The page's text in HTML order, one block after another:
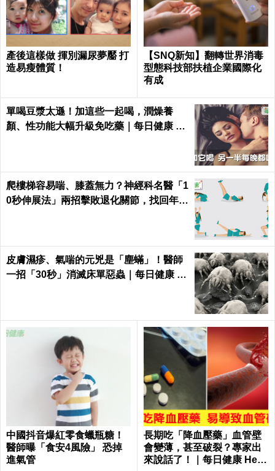
產後這樣做 揮別漏尿夢靨 打
造易瘦體質！
【SNQ新知】翻轉世界消毒
型態科技部扶植企業國際化
有成
單喝豆漿太遜！加這些一起喝，潤燥養
顏、性功能大幅升級免吃藥｜每日健康 He
爬樓梯容易喘、膝蓋無力？神經科名醫「1
0秒伸展法」兩招擊敗退化關節，找回年輕
皮膚濕疹、氣喘的元兇是「塵蟎」！醫師
一招「30秒」消滅床單惡蟲｜每日健康 H
中國抖音爆紅零食蠟瓶糖！
醫師曝「食安4風險」 恐掉
進氣管
長期吃「降血壓藥」血管壁
會變薄，甚至破裂？專家出
來說話了！｜每日健康 Healt